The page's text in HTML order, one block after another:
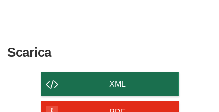
ScaricaScarica
contenuto
della
XML